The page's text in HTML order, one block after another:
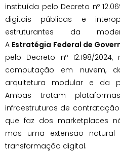
instituída pelo Decreto nº
digitais públicas e
estruturantes da
A Estratégia Federal de
pelo Decreto nº 12.198/
computação em nuvem,
arquitetura modular e da
Ambas tratam
infraestruturas de
que faz dos marketplaces
mas uma extensão
transformação digital.